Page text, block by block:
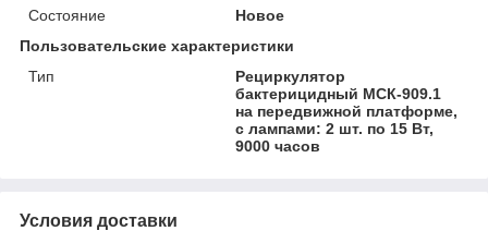
Состояние
Новое
Пользовательские характеристики
Тип
Рециркулятор
бактерицидный МСК-909.1
на передвижной платформе,
с лампами: 2 шт. по 15 Вт,
9000 часов
Условия доставки